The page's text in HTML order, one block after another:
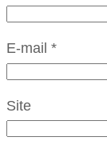
E-mail *
Site